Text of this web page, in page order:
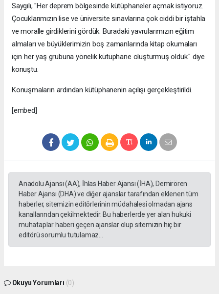
Saygılı, "Her deprem bölgesinde kütüphaneler açmak istiyoruz.
Çocuklarımızın lise ve üniversite sınavlarına çok ciddi bir iştahla
ve moralle girdiklerini gördük. Buradaki yavrularımızın eğitim
almaları ve büyüklerimizin boş zamanlarında kitap okumaları
için her yaş grubuna yönelik kütüphane oluşturmuş olduk." diye
konuştu.
Konuşmaların ardından kütüphanenin açılışı gerçekleştirildi.
[embed]
Anadolu Ajansı (AA), İhlas Haber Ajansı (İHA), Demirören
Haber Ajansı (DHA) ve diğer ajanslar tarafından eklenen tüm
haberler, sitemizin editörlerinin müdahalesi olmadan ajans
kanallarından çekilmektedir. Bu haberlerde yer alan hukuki
muhataplar haberi geçen ajanslar olup sitemizin hiç bir
editörü sorumlu tutulamaz...
Okuyu Yorumları (0)